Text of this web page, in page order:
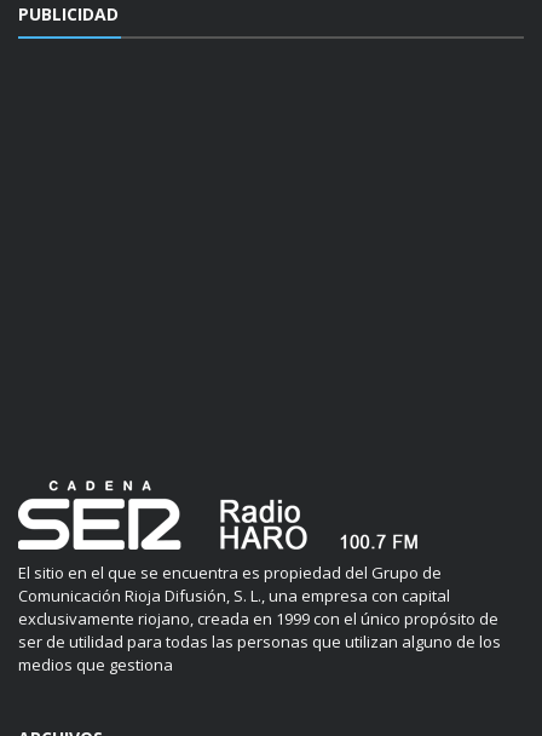
PUBLICIDAD
El sitio en el que se encuentra es propiedad del Grupo de
Comunicación Rioja Difusión, S. L., una empresa con capital
exclusivamente riojano, creada en 1999 con el único propósito de
ser de utilidad para todas las personas que utilizan alguno de los
medios que gestiona